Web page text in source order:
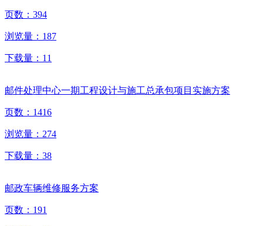
页数： 394
浏览量： 187
下载量： 11
邮件处理中心一期工程设计与施工总承包项目实施方案
页数： 1416
浏览量： 274
下载量： 38
邮政车辆维修服务方案
页数： 191